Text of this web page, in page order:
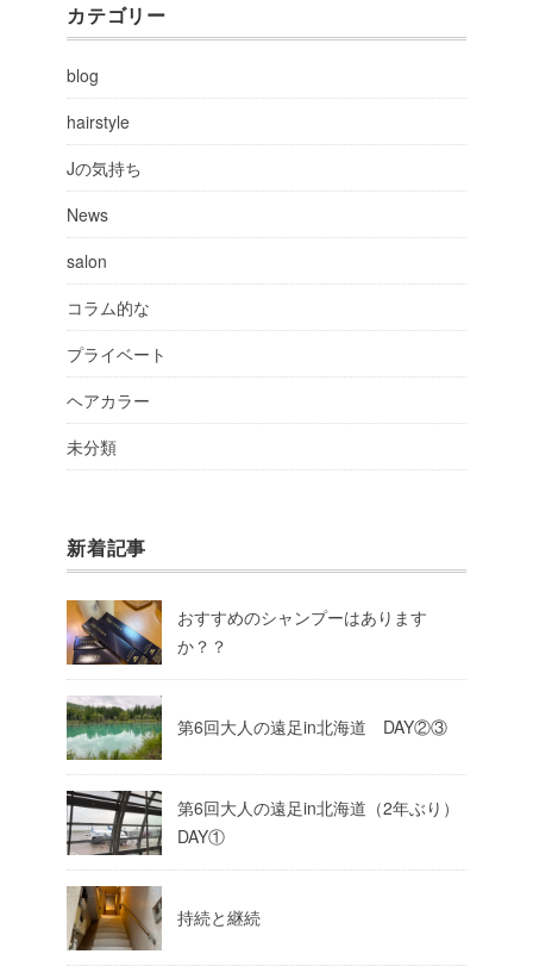
カテゴリー
blog
hairstyle
Jの気持ち
News
salon
コラム的な
プライベート
ヘアカラー
未分類
新着記事
おすすめのシャンプーはあります
か？？
第6回大人の遠足in北海道 DAY②③
第6回大人の遠足in北海道（2年ぶり）
DAY①
持続と継続